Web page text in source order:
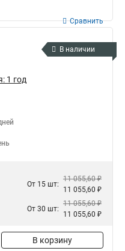
Сравнить
В наличии
1 год
От 15 шт:
11 055,60 ₽
11 055,60 ₽
От 30 шт:
11 055,60 ₽
11 055,60 ₽
В корзину